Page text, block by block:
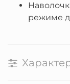
режиме